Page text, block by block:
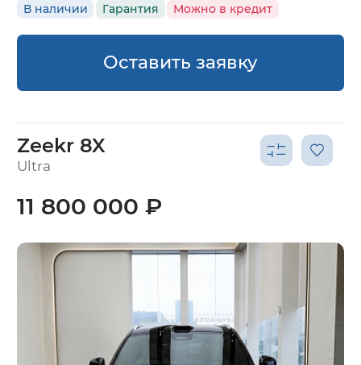
В наличии Гарантия Можно в кредит
Оставить заявку
Zeekr 8X
Ultra
11 800 000 ₽